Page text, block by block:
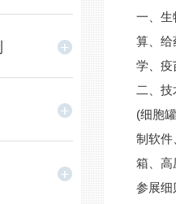
一、生
算、给
学、疫
二、
(细胞
制软件
箱、高
参展细